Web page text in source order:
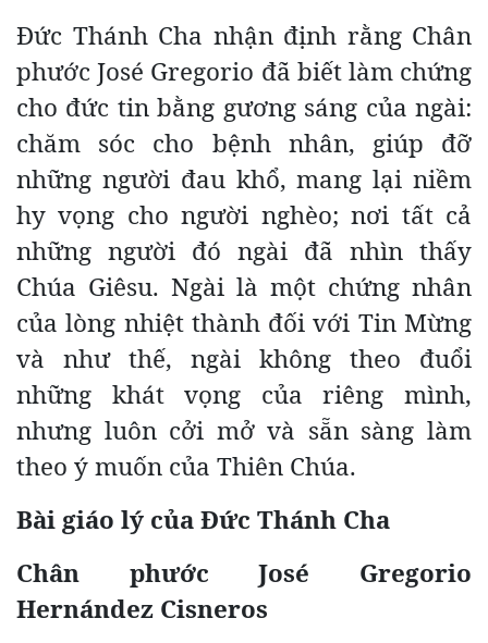
Đức Thánh Cha nhận định rằng Chân
phước José Gregorio đã biết làm chứng
cho đức tin bằng gương sáng của ngài:
chăm sóc cho bệnh nhân, giúp đỡ
những người đau khổ, mang lại niềm
hy vọng cho người nghèo; nơi tất cả
những người đó ngài đã nhìn thấy
Chúa Giêsu. Ngài là một chứng nhân
của lòng nhiệt thành đối với Tin Mừng
và như thế, ngài không theo đuổi
những khát vọng của riêng mình,
nhưng luôn cởi mở và sẵn sàng làm
theo ý muốn của Thiên Chúa.
Bài giáo lý của Đức Thánh Cha
Chân phước José Gregorio
Hernández Cisneros